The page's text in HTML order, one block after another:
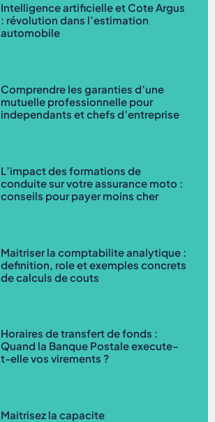
Intelligence artificielle et Cote Argus
: révolution dans l’estimation
automobile
Comprendre les garanties d’une
mutuelle professionnelle pour
independants et chefs d’entreprise
L’impact des formations de
conduite sur votre assurance moto :
conseils pour payer moins cher
Maitriser la comptabilite analytique :
definition, role et exemples concrets
de calculs de couts
Horaires de transfert de fonds :
Quand la Banque Postale execute-
t-elle vos virements ?
Maitrisez la capacite